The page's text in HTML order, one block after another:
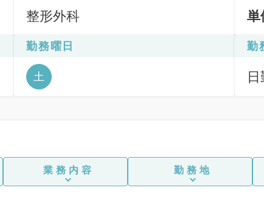
整形外科
勤務曜日
土
勤
業務内容 勤務地